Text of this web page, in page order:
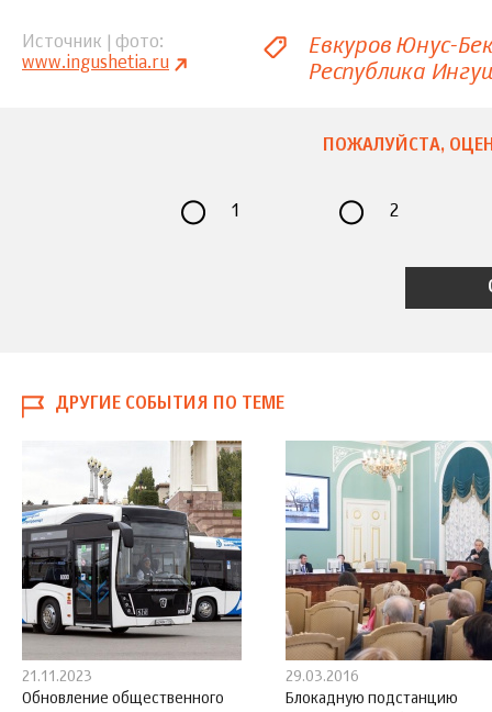
Источник | фото
www.ingushetia.ru
Евкуров Юнус-Бек
Республика
ПОЖАЛУЙСТА,
1 2
ДРУГИЕ СОБЫТИЯ ПО ТЕМЕ
21.11.2023
Обновление общественного
29.03.2016
Блокадную подстанцию